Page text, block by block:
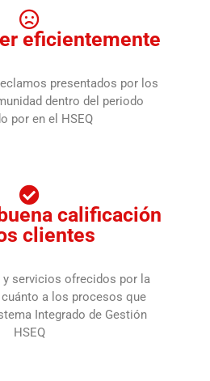
eficientemente
presentados por los
dentro del periodo
por en el HSEQ
calificación
clientes
servicios ofrecidos por la
a los procesos que
Integrado de Gestión
HSEQ